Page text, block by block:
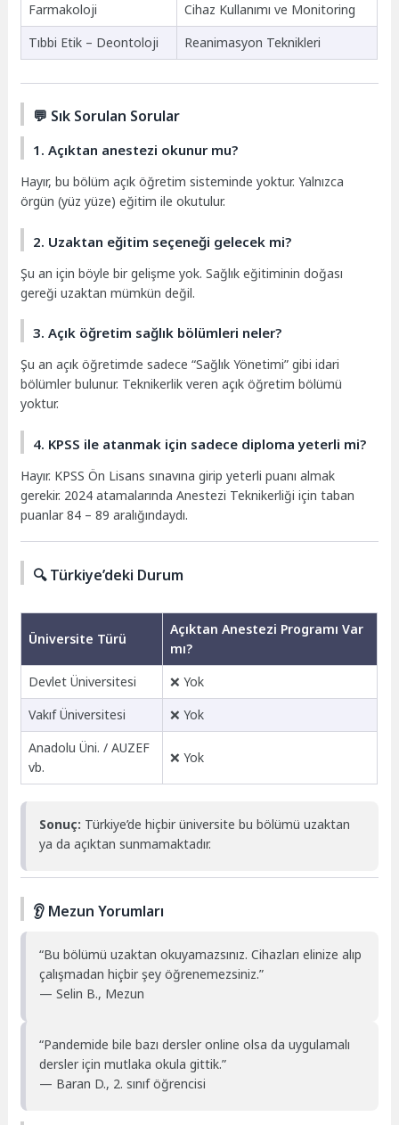
Farmakoloji
Cihaz Kullanımı ve Monitoring
Tıbbi Etik – Deontoloji
Reanimasyon Teknikleri
💬 Sık Sorulan Sorular
1. Açıktan anestezi okunur mu?
Hayır, bu bölüm açık öğretim sisteminde yoktur. Yalnızca
örgün (yüz yüze) eğitim ile okutulur.
2. Uzaktan eğitim seçeneği gelecek mi?
Şu an için böyle bir gelişme yok. Sağlık eğitiminin doğası
gereği uzaktan mümkün değil.
3. Açık öğretim sağlık bölümleri neler?
Şu an açık öğretimde sadece “Sağlık Yönetimi” gibi idari
bölümler bulunur. Teknikerlik veren açık öğretim bölümü
yoktur.
4. KPSS ile atanmak için sadece diploma yeterli mi?
Hayır. KPSS Ön Lisans sınavına girip yeterli puanı almak
gerekir. 2024 atamalarında Anestezi Teknikerliği için taban
puanlar 84 – 89 aralığındaydı.
🔍 Türkiye’deki Durum
Üniversite Türü
Açıktan Anestezi Programı Var
mı?
Devlet Üniversitesi
❌ Yok
Vakıf Üniversitesi
❌ Yok
Anadolu Üni. / AUZEF
vb.
❌ Yok
Sonuç: Türkiye’de hiçbir üniversite bu bölümü uzaktan
ya da açıktan sunmamaktadır.
👂 Mezun Yorumları
“Bu bölümü uzaktan okuyamazsınız. Cihazları elinize alıp
çalışmadan hiçbir şey öğrenemezsiniz.”
— Selin B., Mezun
“Pandemide bile bazı dersler online olsa da uygulamalı
dersler için mutlaka okula gittik.”
— Baran D., 2. sınıf öğrencisi